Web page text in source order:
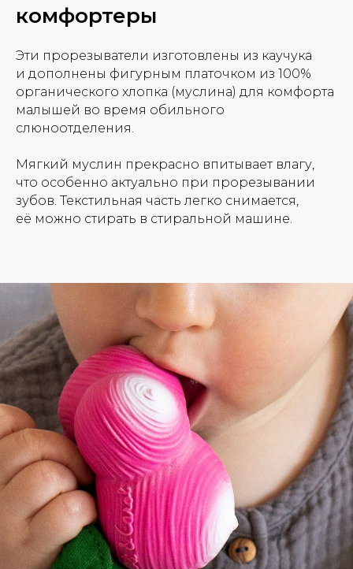
комфортеры
Эти прорезыватели изготовлены из каучука
и дополнены фигурным платочком из 100%
органического хлопка (муслина) для комфорта
малышей во время обильного
слюноотделения.
Мягкий муслин прекрасно впитывает влагу,
что особенно актуально при прорезывании
зубов. Текстильная часть легко снимается,
её можно стирать в стиральной машине.